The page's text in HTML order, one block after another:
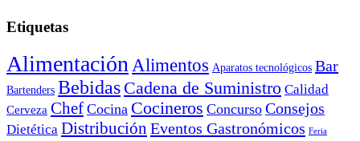
Etiquetas
Alimentación Alimentos Aparatos tecnológicos Bar
Bartenders Bebidas Cadena de Suministro Calidad
Cerveza Chef Cocina Cocineros Concurso Consejos
Dietética Distribución Eventos Gastronómicos Feria